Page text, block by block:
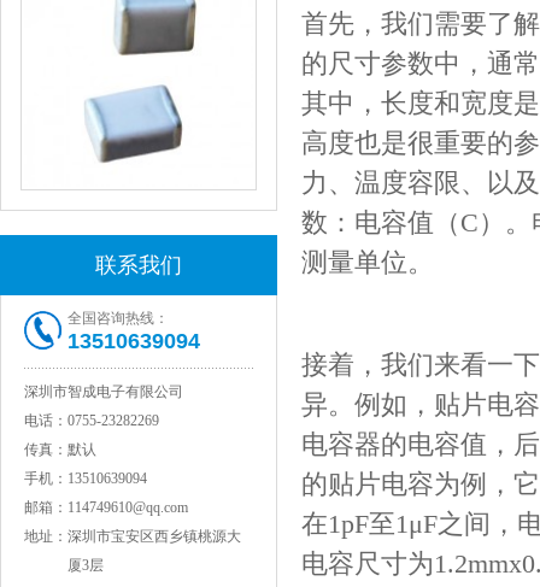
联系我们
全国咨询热线：
13510639094
深圳市智成电子有限公司
电话： 0755-23282269
传真： 默认
手机： 13510639094
邮箱： 114749610@qq.com
地址： 深圳市宝安区西乡镇桃源大
厦3层
首先，我们需要了
的尺寸参数中，通
其中，长度和宽度
高度也是很重要的
力、温度容限、以
数：电容值（C）
测量单位。
接着，我们来看一
异。例如，贴片电
电容器的电容值，
的贴片电容为例，
在1pF至1μF之间，
电容尺寸为